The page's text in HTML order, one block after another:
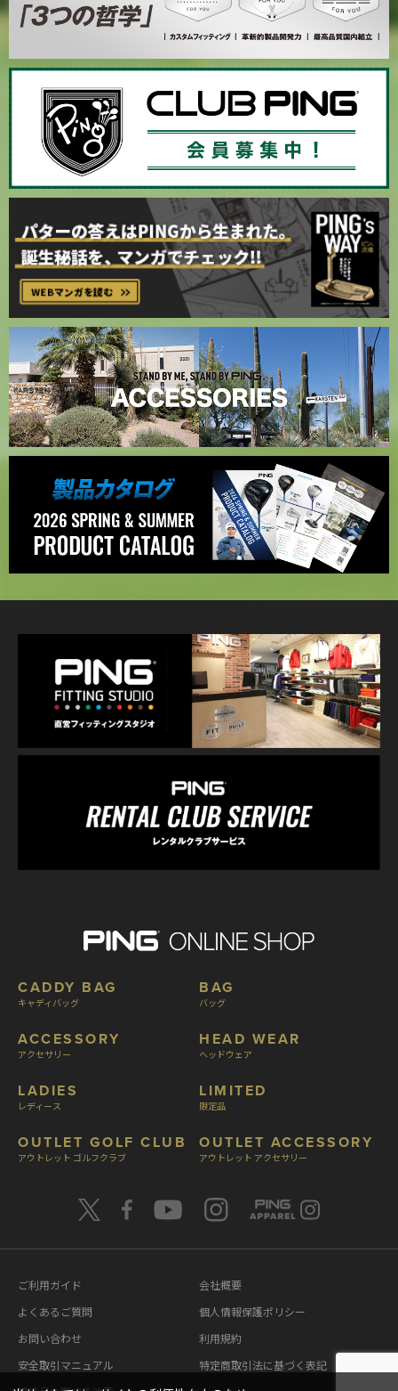
CADDY BAG
キャディバッグ
ACCESSORY
アクセサリー
LADIES
レディース
OUTLET GOLF CLUB
アウトレット ゴルフクラブ
BAG
バッグ
HEAD WEAR
ヘッドウェア
LIMITED
限定品
OUTLET ACCESSORY
アウトレット アクセサリー
ご利用ガイド
よくあるご質問
お問い合わせ
安全取引マニュアル
会社概要
個人情報保護ポリシー
利用規約
特定商取引法に基づく表記